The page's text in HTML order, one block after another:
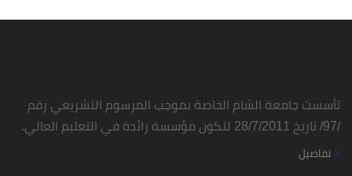
تأسست جامعة الشام الخاصة بموجب المرسوم التشريعي رقم
/97/ تاريخ 28/7/2011 لتكون مؤسسة رائدة في التعليم العالي.
تفاصيل